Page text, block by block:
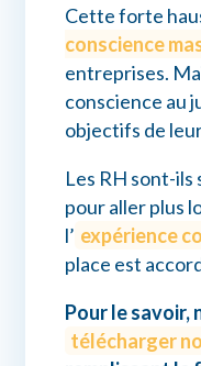
Cette forte
conscience
entreprises.
conscience au
objectifs de
Les RH sont-
pour aller plus
l’ expérience
place est
Pour le savoir,
télécharger